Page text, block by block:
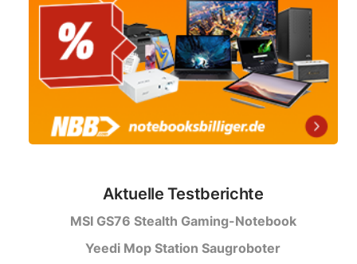
Aktuelle Testberichte
MSI GS76 Stealth Gaming-Notebook
Yeedi Mop Station Saugroboter